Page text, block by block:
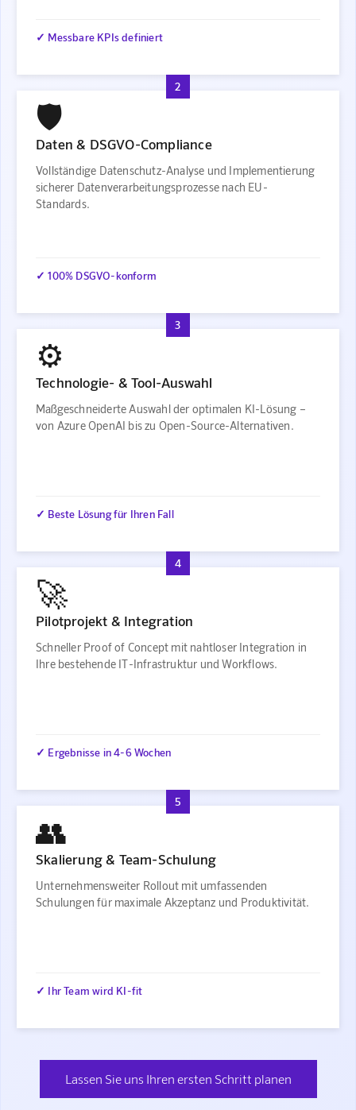
✓ Messbare KPIs definiert
2
🛡️
Daten & DSGVO-Compliance
Vollständige Datenschutz-Analyse und Implementierung
sicherer Datenverarbeitungsprozesse nach EU-
Standards.
✓ 100% DSGVO-konform
3
⚙️
Technologie- & Tool-Auswahl
Maßgeschneiderte Auswahl der optimalen KI-Lösung –
von Azure OpenAI bis zu Open-Source-Alternativen.
✓ Beste Lösung für Ihren Fall
4
🚀
Pilotprojekt & Integration
Schneller Proof of Concept mit nahtloser Integration in
Ihre bestehende IT-Infrastruktur und Workflows.
✓ Ergebnisse in 4-6 Wochen
5
👥
Skalierung & Team-Schulung
Unternehmensweiter Rollout mit umfassenden
Schulungen für maximale Akzeptanz und Produktivität.
✓ Ihr Team wird KI-fit
Lassen Sie uns Ihren ersten Schritt planen